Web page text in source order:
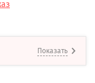
Показать